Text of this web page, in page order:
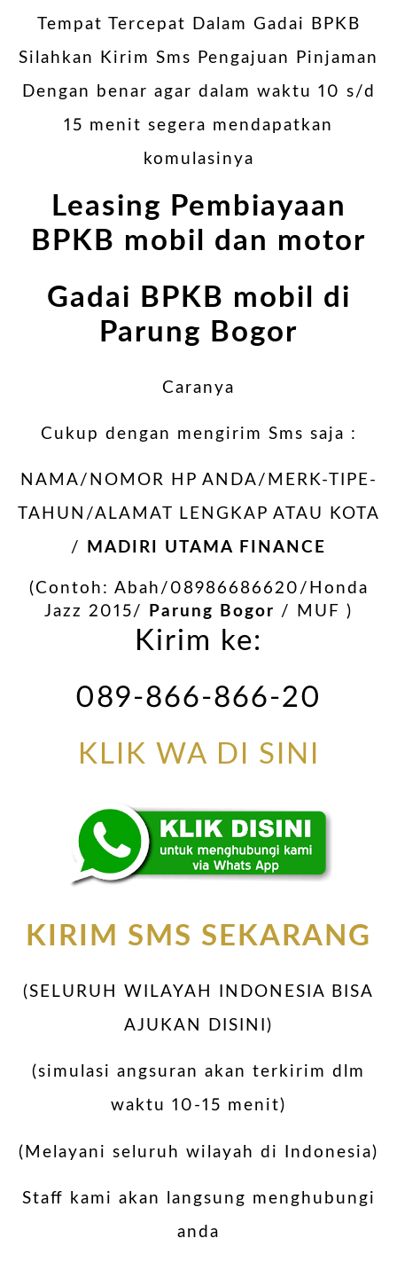
Tempat Tercepat Dalam Gadai BPKB
Silahkan Kirim Sms Pengajuan Pinjaman
Dengan benar agar dalam waktu 10 s/d
15 menit segera mendapatkan
komulasinya
Leasing Pembiayaan
BPKB mobil dan motor
Gadai BPKB mobil di
Parung Bogor
Caranya
Cukup dengan mengirim Sms saja :
NAMA/NOMOR HP ANDA/MERK-TIPE-
TAHUN/ALAMAT LENGKAP ATAU KOTA
/
MADIRI UTAMA FINANCE
(Contoh: Abah/08986686620/Honda
Jazz 2015/
Parung Bogor / MUF )
Kirim ke:
089-866-866-20
KLIK WA DI SINI
KIRIM SMS SEKARANG
(SELURUH WILAYAH INDONESIA BISA
AJUKAN DISINI)
(simulasi angsuran akan terkirim dlm
waktu 10-15 menit)
(Melayani seluruh wilayah di Indonesia)
Staff kami akan langsung menghubungi
anda